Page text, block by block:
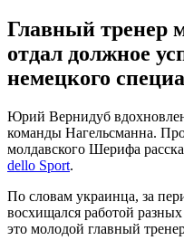
Главный тренер
отдал должное
немецкого
Юрий Вернидуб
команды Нагельсманна.
молдавского Шерифа
dello Sport.
По словам украинца, за
восхищался работой
это молодой главный